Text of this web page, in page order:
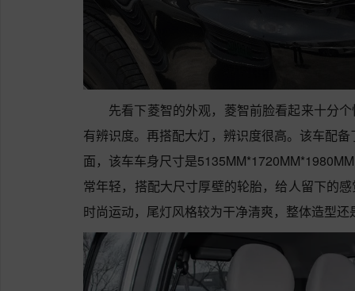
先看下菱智的外观，菱智前脸看起来十分
有辨识度。再搭配大灯，辨识度很高。该车配
面，该车车身尺寸是
常年轻，搭配大尺寸厚壁的轮胎，给人留下的
时尚运动，尾灯风格较为干净清爽，整体造型还